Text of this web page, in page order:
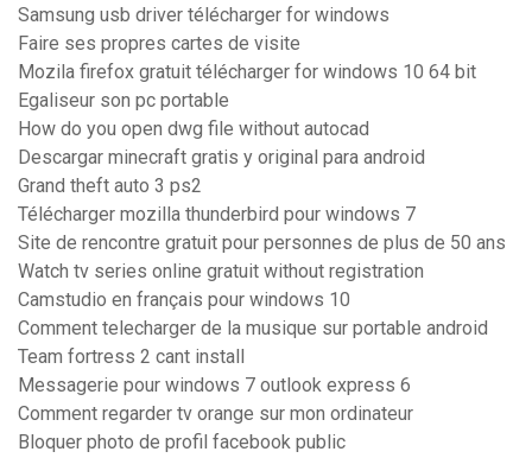
Samsung usb driver télécharger for windows
Faire ses propres cartes de visite
Mozila firefox gratuit télécharger for windows 10 64 bit
Egaliseur son pc portable
How do you open dwg file without autocad
Descargar minecraft gratis y original para android
Grand theft auto 3 ps2
Télécharger mozilla thunderbird pour windows 7
Site de rencontre gratuit pour personnes de plus de 50 ans
Watch tv series online gratuit without registration
Camstudio en français pour windows 10
Comment telecharger de la musique sur portable android
Team fortress 2 cant install
Messagerie pour windows 7 outlook express 6
Comment regarder tv orange sur mon ordinateur
Bloquer photo de profil facebook public